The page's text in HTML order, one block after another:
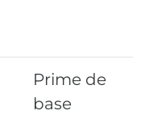
Prime de
base